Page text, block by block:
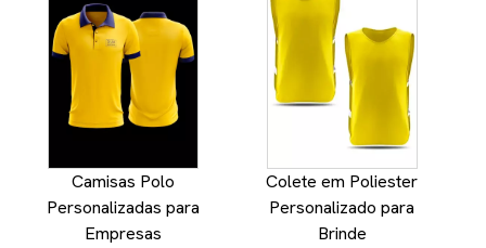
Camisas Polo
Personalizadas para
Empresas
Colete em Poliester
Personalizado para
Brinde